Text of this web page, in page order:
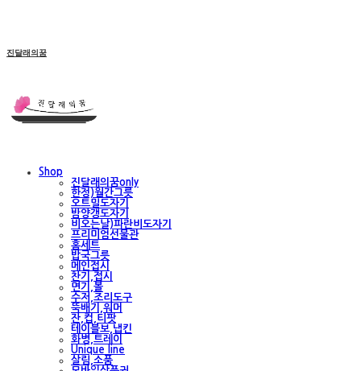
진달래의꿈
Shop
진달래의꿈only
한정)월간그릇
오트밀도자기
밤양갱도자기
비오는날)파란비도자기
프리미엄선물관
홈세트
밥국그릇
메인접시
찬기,접시
면기,볼
수저,조리도구
뚝배기,워머
잔,컵,티팟
테이블보,냅킨
화병,트레이
Unique line
살림,소품